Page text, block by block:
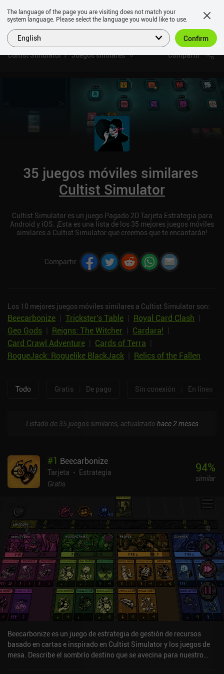
Cultist Simulator Juegos similares Compartir
35 juegos móviles similares
Cultist Simulator
Cultist Simulator es un juego Pagado 2D Tarjeta Estrategia para
Android y iOS. ¡Esta es una lista de los 35 mejores juegos móviles
similares a Cultist Simulator que creemos que te encantarán!
Compartir:
Los 10 mejores juegos móviles similares a Cultist Simulator son:
Beecarbonize Trickster's Table Royal Card Clash
Geo Gods
Reigns: The Witcher Cardara!
Card Crawl Adventure
Cards of Terra
RogueJack: Roguelike BlackJack
Relics of the Fallen
Todo Gratis De pago Sin conexión En línea
Listado de 35 juegos similares, actualizado hace 2 meses
#1 Beecarbonize
Tarjeta
Estrategia
Gratis
94%
similar
Beecarbonize es un juego de estrategia de gestión de recursos
basado en cartas e inspirado en Cultist Simulator y los juegos de
mesa. Describe el sombrío destino que se avecina para nuestro
The language of the page you are visiting does not match your
system language. Please select the language you would like to use.
English Confirm